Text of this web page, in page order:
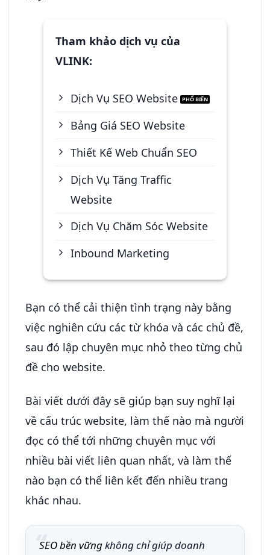
Tham khảo dịch vụ của
VLINK:
Dịch Vụ SEO Website
Bảng Giá SEO Website
Thiết Kế Web Chuẩn SEO
Dịch Vụ Tăng Traffic
Website
Dịch Vụ Chăm Sóc Website
Inbound Marketing
Bạn có thể cải thiện tình trạng này bằng
việc nghiên cứu các từ khóa và các chủ đề,
sau đó lập chuyên mục nhỏ theo từng chủ
đề cho website.
Bài viết dưới đây sẽ giúp bạn suy nghĩ lại
về cấu trúc website, làm thế nào mà người
đọc có thể tới những chuyên mục với
nhiều bài viết liên quan nhất, và làm thế
nào bạn có thể liên kết đến nhiều trang
khác nhau.
SEO bền vữngkhông chỉ giúp doanh